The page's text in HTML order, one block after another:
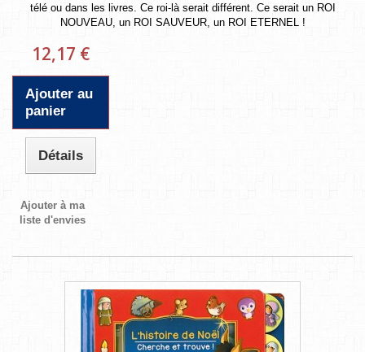
télé ou dans les livres. Ce roi-là serait différent. Ce serait un ROI
NOUVEAU, un ROI SAUVEUR, un ROI ETERNEL !
12,17 €
Ajouter au
panier
Détails
Ajouter à ma
liste d'envies